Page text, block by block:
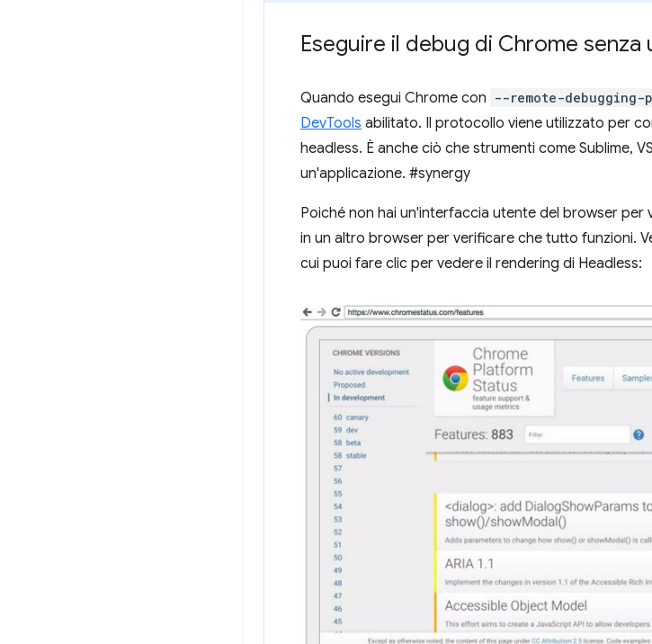
Eseguire il debug di Chrome
Quando esegui Chrome con --remote-debugging-
DevTools abilitato. Il protocollo viene utilizzato per
headless. È anche ciò che strumenti come Sublime,
un'applicazione. #synergy
Poiché non hai un'interfaccia utente del browser per
in un altro browser per verificare che tutto funzioni.
cui puoi fare clic per vedere il rendering di Headless: